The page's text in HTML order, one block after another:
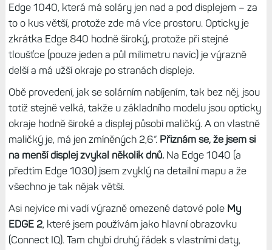
Edge 1040, která má soláry jen nad a pod displejem – za
to o kus větší, protože zde má více prostoru. Opticky je
zkrátka Edge 840 hodně široký, protože při stejné
tloušťce (pouze jeden a půl milimetru navíc) je výrazně
delší a má užší okraje po stranách displeje.
Obě provedení, jak se solárním nabíjením, tak bez něj, jsou
totiž stejně velká, takže u základního modelu jsou opticky
okraje hodně široké a displej působí maličký. A on vlastně
maličký je, má jen zmíněných 2,6“. Přiznám se, že jsem si
na menší displej zvykal několik dnů.Na Edge 1040 (a
předtím Edge 1030) jsem zvyklý na detailní mapu a že
všechno je tak nějak větší.
Asi nejvíce mi vadí výrazně omezené datové pole My
EDGE 2, které jsem používám jako hlavní obrazovku
(Connect IQ). Tam chybí druhý řádek s vlastními daty,